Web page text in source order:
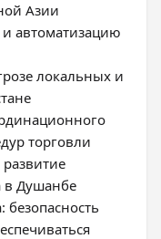
Азии
автоматизацию
локальных и
торговли
в Душанбе